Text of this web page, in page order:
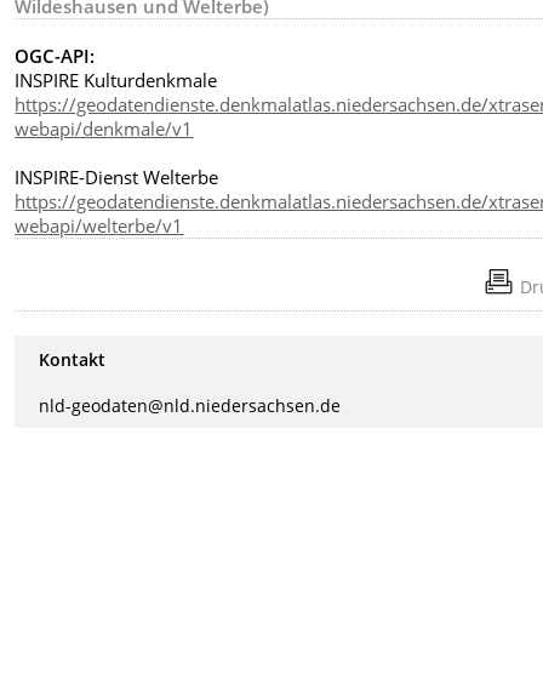
Wildeshausen und Welterbe)
OGC-API:
INSPIRE Kulturdenkmale
https://geodatendienste.denkmalatlas.niedersachsen.de/
webapi/denkmale/v1
INSPIRE-Dienst Welterbe
https://geodatendienste.denkmalatlas.niedersachsen.de/
webapi/welterbe/v1
Kontakt
nld-geodaten@nld.niedersachsen.de